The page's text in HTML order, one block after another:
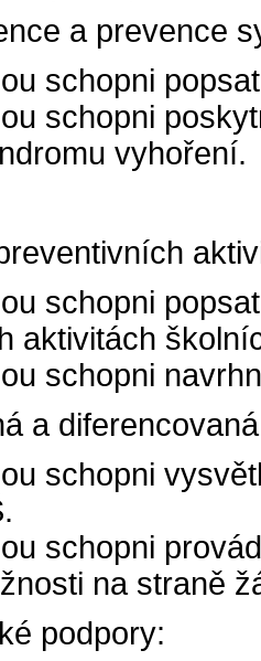
a prevence
schopni
schopni
vyhoření.
schopni
aktivitách
schopni
a
schopni
schopni
na straně
podpory: